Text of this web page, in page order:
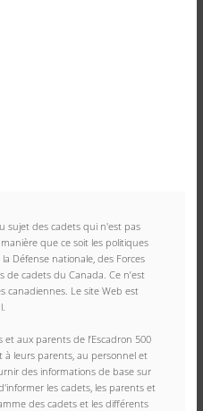
sujet des cadets qui n'est pas
que ce soit les politiques
Défense nationale, des Forces
de cadets du Canada. Ce n’est
canadiennes. Le site Web est
aux parents de l’Escadron 500
à leurs parents, au personnel et
des informations de base sur
les cadets, les parents et
des cadets et les différents